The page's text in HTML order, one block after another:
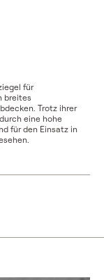
für
breites
Trotz ihrer
eine hohe
für den Einsatz in